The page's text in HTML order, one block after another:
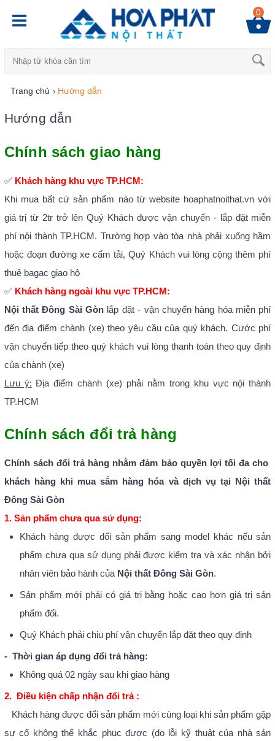
0
Trang chủ › Hướng dẫn
Hướng dẫn
Chính sách giao hàng
✅ Khách hàng khu vực TP.HCM:
Khi mua bất cứ sản phẩm nào từ website hoaphatnoithat.vn với
giá trị từ 2tr trở lên Quý Khách được vận chuyển - lắp đặt miễn
phí nội thành TP.HCM. Trường hợp vào tòa nhà phải xuống hầm
hoặc đoạn đường xe cấm tải, Quý Khách vui lòng cộng thêm phí
thuê bagac giao hộ
✅ Khách hàng ngoài khu vực TP.HCM:
Nội thất Đông Sài Gòn lắp đặt - vận chuyển hàng hóa miễn phí
đến địa điểm chành (xe) theo yêu cầu của quý khách. Cước phí
vận chuyển tiếp theo quý khách vui lòng thanh toán theo quy định
của chành (xe)
Lưu ý: Địa điểm chành (xe) phải nằm trong khu vực nội thành
TP.HCM
Chính sách đổi trả hàng
Chính sách đổi trả hàng nhằm đảm bảo quyền lợi tối đa cho
khách hàng khi mua sắm hàng hóa và dịch vụ tại Nội thất
Đông Sài Gòn
1. Sản phẩm chưa qua sử dụng:
Khách hàng được đổi sản phẩm sang model khác nếu sản
phẩm chưa qua sử dụng phải được kiểm tra và xác nhận bởi
nhân viên bảo hành của Nội thất Đông Sài Gòn.
Sản phẩm mới phải có giá trị bằng hoặc cao hơn giá trị sản
phẩm đổi.
Quý Khách phải chịu phí vận chuyển lắp đặt theo quy định
- Thời gian áp dụng đổi trả hàng:
Không quá 02 ngày sau khi giao hàng
2. Điều kiện chấp nhận đổi trả :
Khách hàng được đổi sản phẩm mới cùng loại khi sản phẩm gặp
sự cố không thể khắc phục được (do lỗi kỹ thuật của nhà sản